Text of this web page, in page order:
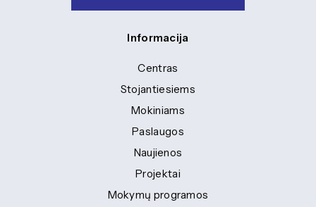
Informacija
Centras
Stojantiesiems
Mokiniams
Paslaugos
Naujienos
Projektai
Mokymų programos